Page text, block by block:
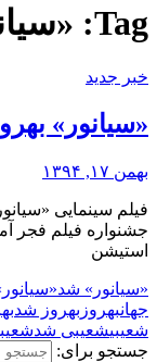
Tag:
خبر جدید
«سیانور»
بهمن ۱۷, ۱۳۹۴
فیلم سینمایی
جشنواره فیلم فجر
استیشن
«سیانور» شد
جهانبهروز بهروز شد
شعیبیشعیبی شد
جستجو برای: